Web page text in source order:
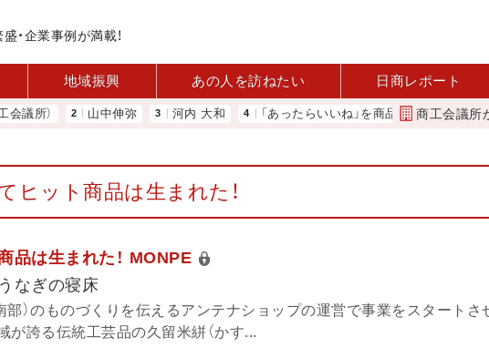
・企業事例が満載！
地域振興 あの人を訪ねたい 日商レポート
山中伸弥 河内 大和 「あったらいいね」を商品化 視点を変えて壁を越え
商工会議所
ヒット商品は生まれた！
品は生まれた！ MONPE
なぎの寝床
部）のものづくりを伝えるアンテナショップの運営で事業をスタートさ
が誇る伝統工芸品の久留米絣（かす...